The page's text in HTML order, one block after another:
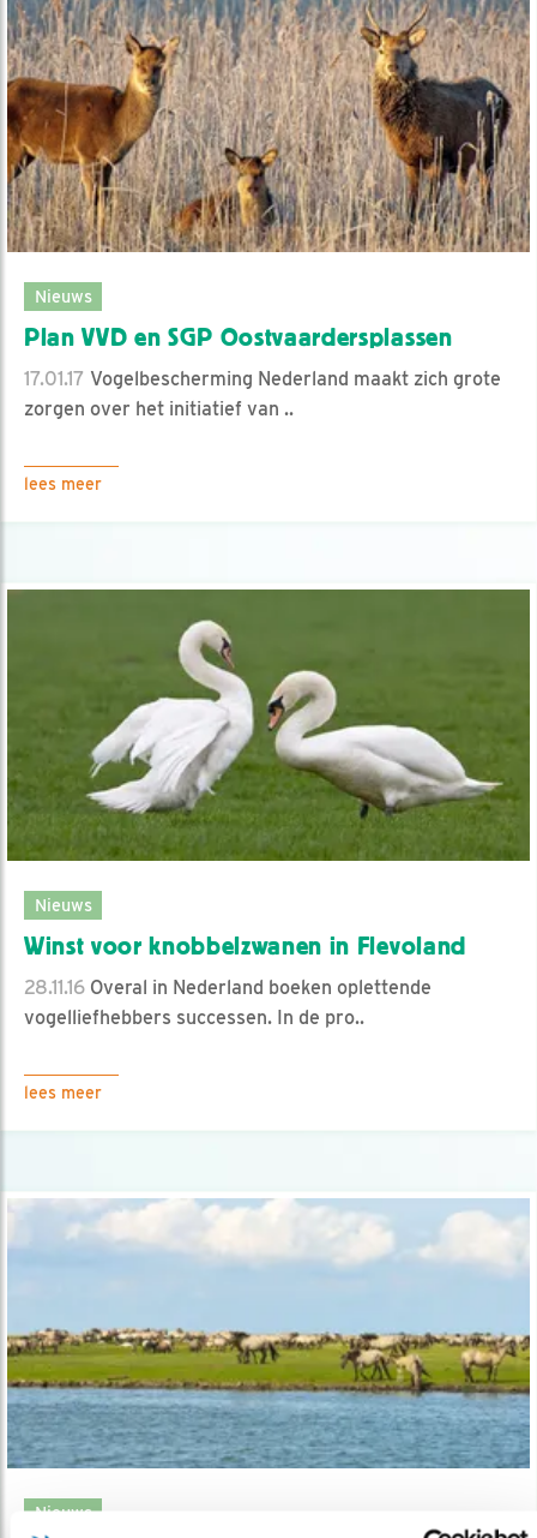
Nieuws
Plan VVD en SGP Oostvaardersplassen
17.01.17 Vogelbescherming Nederland maakt zich grote
zorgen over het initiatief van ..
lees meer
Nieuws
Winst voor knobbelzwanen in Flevoland
28.11.16 Overal in Nederland boeken oplettende
vogelliefhebbers successen. In de pro..
lees meer
Nieuws